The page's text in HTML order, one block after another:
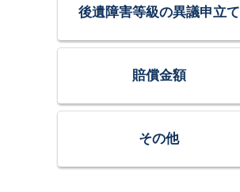
後遺障害等級の異議申立て
賠償金額
その他